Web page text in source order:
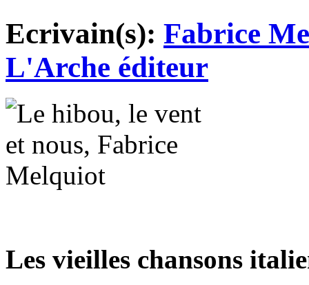
Ecrivain(s): Fabrice
L'Arche éditeur
Les vieilles chansons